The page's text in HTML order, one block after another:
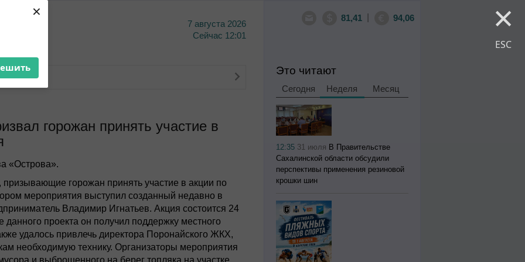
× ×
ESC
7 августа 2026
Сейчас 12:01
81,41 94,06
горожан принять участие в
«Острова».
горожан принять участие в акции по
мероприятия выступил созданный недавно в
Владимир Игнатьев. Акция состоится 24
проекта он получил поддержку местного
удалось привлечь директора Поронайского ЖКХ,
необходимую технику. Организаторы мероприятия
и выброшенного на берег топляка на участке
Это читают
Сегодня Неделя Месяц
12:35 31 июля В Правительстве
Сахалинской области обсудили
перспективы применения резиновой
крошки шин